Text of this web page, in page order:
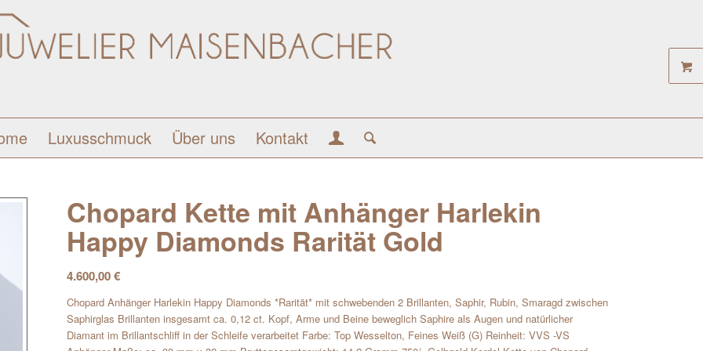
Luxusschmuck Über uns Kontakt
Chopard Kette mit Anhänger Harlekin
Happy Diamonds Rarität Gold
4.600,00€
Chopard Anhänger Harlekin Happy Diamonds *Rarität* mit schwebenden 2 Brillanten, Saphir, Rubin, Smaragd zwischen
Saphirglas Brillanten insgesamt ca. 0,12 ct. Kopf, Arme und Beine beweglich Saphire als Augen und natürlicher
Diamant im Brillantschliff in der Schleife verarbeitet Farbe: Top Wesselton, Feines Weiß (G) Reinheit: VVS -VS